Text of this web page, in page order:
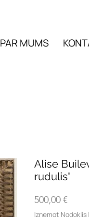
PAR MUMS
Alise
rudulis"
500,00 €Cena
Izņemot Nodoklis |